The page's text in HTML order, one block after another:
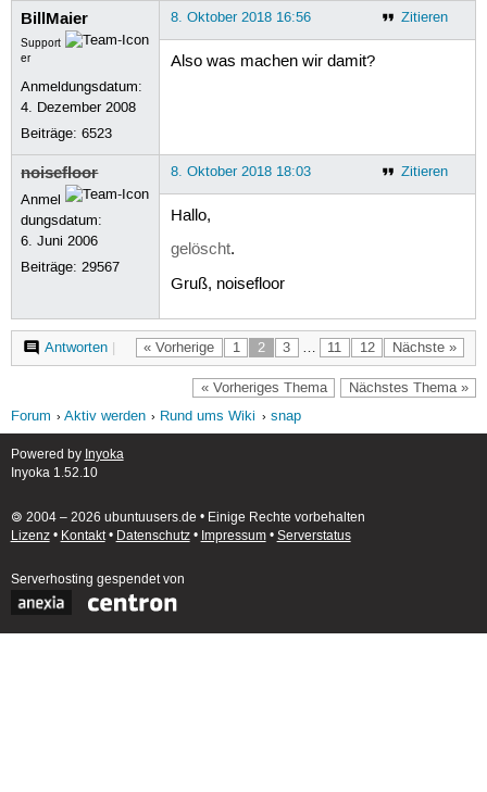
BillMaier
Support
er
Anmeldungsdatum:
4. Dezember 2008
Beiträge:6523
Zitieren
8. Oktober 2018 16:56
Also was machen wir damit?
noisefloor
Anmel
dungsdatum:
6. Juni 2006
Beiträge:29567
Zitieren
8. Oktober 2018 18:03
Hallo,
gelöscht.
Gruß, noisefloor
« Vorherige 1 2 3 … 11 12 Nächste »
Antworten|
« Vorheriges Thema Nächstes Thema »
Forum Aktiv werden Rund ums Wiki snap
Powered by Inyoka
Inyoka 1.52.10
🄯 2004 – 2026 ubuntuusers.de • Einige Rechte vorbehalten
Lizenz• Kontakt• Datenschutz• Impressum• Serverstatus
Serverhosting gespendet von